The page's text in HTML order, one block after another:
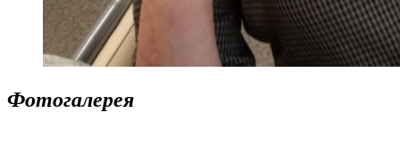
Фотогалерея